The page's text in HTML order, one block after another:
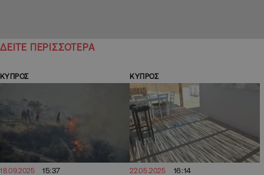
ΔΕΙΤΕ ΠΕΡΙΣΣΟΤΕΡΑ
ΚΥΠΡΟΣ
18.09.2025 15:37
ΚΥΠΡΟΣ
22.05.2025 16:14